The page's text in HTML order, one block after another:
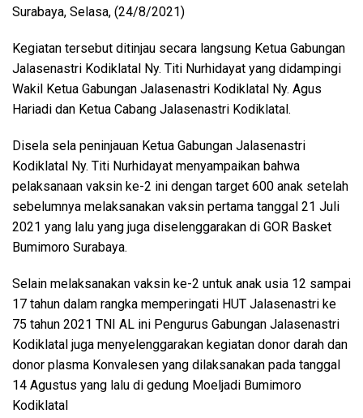
Surabaya, Selasa, (24/8/2021)
Kegiatan tersebut ditinjau secara langsung Ketua Gabungan
Jalasenastri Kodiklatal Ny. Titi Nurhidayat yang didampingi
Wakil Ketua Gabungan Jalasenastri Kodiklatal Ny. Agus
Hariadi dan Ketua Cabang Jalasenastri Kodiklatal.
Disela sela peninjauan Ketua Gabungan Jalasenastri
Kodiklatal Ny. Titi Nurhidayat menyampaikan bahwa
pelaksanaan vaksin ke-2 ini dengan target 600 anak setelah
sebelumnya melaksanakan vaksin pertama tanggal 21 Juli
2021 yang lalu yang juga diselenggarakan di GOR Basket
Bumimoro Surabaya.
Selain melaksanakan vaksin ke-2 untuk anak usia 12 sampai
17 tahun dalam rangka memperingati HUT Jalasenastri ke
75 tahun 2021 TNI AL ini Pengurus Gabungan Jalasenastri
Kodiklatal juga menyelenggarakan kegiatan donor darah dan
donor plasma Konvalesen yang dilaksanakan pada tanggal
14 Agustus yang lalu di gedung Moeljadi Bumimoro
Kodiklatal